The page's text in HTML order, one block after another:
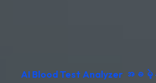
AI Blood Test Analyzer အ